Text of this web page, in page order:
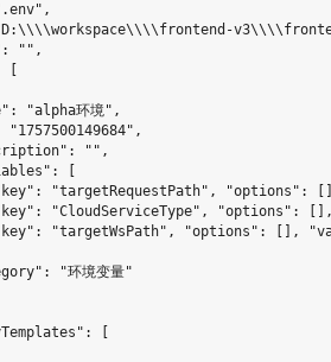
"",
"alpha环境",
"1757500149684",
"",
[
"targetRequestPath", "options":
"CloudServiceType", "options":
"targetWsPath", "options": [],
"环境变量"
[